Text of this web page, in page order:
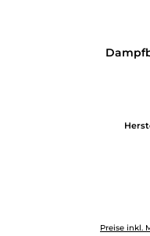
Preise inkl.